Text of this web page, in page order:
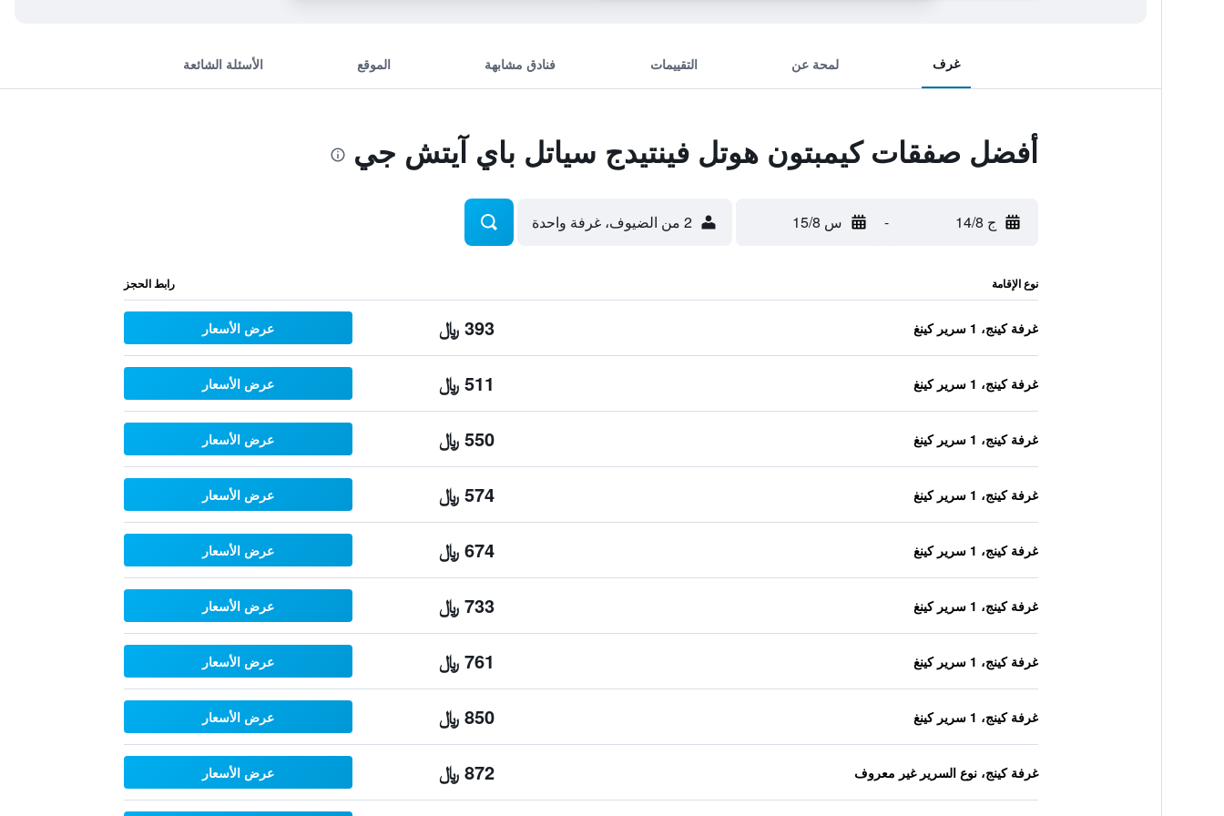
غرف لمحة عن التقييمات فنادق مشابهة الموقع الأسئلة الشائعة
أفضل صفقات كيمبتون هوتل فينتيدج سياتل باي آيتش جي
ج 14/8 - س 15/8 2 من الضيوف، غرفة واحدة
نوع الإقامة رابط الحجز
غرفة كينج، 1 سرير كينغ 393 ﷼ عرض الأسعار
غرفة كينج، 1 سرير كينغ 511 ﷼ عرض الأسعار
غرفة كينج، 1 سرير كينغ 550 ﷼ عرض الأسعار
غرفة كينج، 1 سرير كينغ 574 ﷼ عرض الأسعار
غرفة كينج، 1 سرير كينغ 674 ﷼ عرض الأسعار
غرفة كينج، 1 سرير كينغ 733 ﷼ عرض الأسعار
غرفة كينج، 1 سرير كينغ 761 ﷼ عرض الأسعار
غرفة كينج، 1 سرير كينغ 850 ﷼ عرض الأسعار
غرفة كينج، نوع السرير غير معروف 872 ﷼ عرض الأسعار